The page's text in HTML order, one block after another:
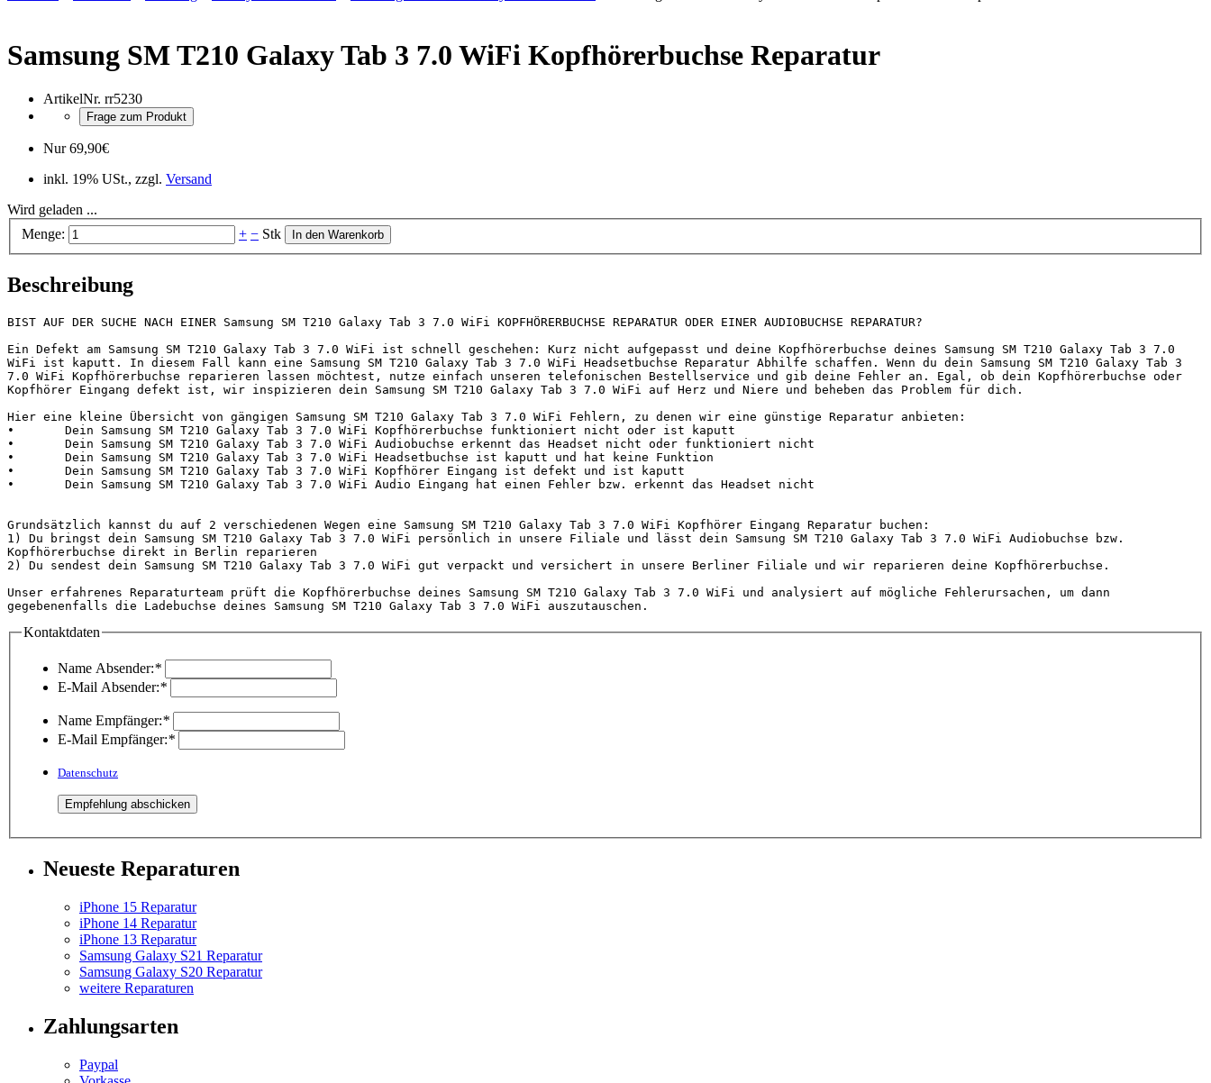
Samsung SM T210 Galaxy Tab 3 7.0 WiFi Kopfhörerbuchse Reparatur
ArtikelNr. rr5230
Frage zum Produkt
Nur69,90€
inkl. 19% USt., zzgl. Versand
Wird geladen ...
Menge:
+ − Stk In den Warenkorb
Beschreibung
BIST AUF DER SUCHE NACH EINER Samsung SM T210 Galaxy Tab 3 7.0 WiFi KOPFHÖRERBUCHSE REPARATUR ODER EINER AUDIOBUCHSE REPARATUR?
Ein Defekt am Samsung SM T210 Galaxy Tab 3 7.0 WiFi ist schnell geschehen: Kurz nicht aufgepasst und deine Kopfhörerbuchse deines Samsung SM T210 Galaxy Tab 3 7.0
WiFi ist kaputt. In diesem Fall kann eine Samsung SM T210 Galaxy Tab 3 7.0 WiFi Headsetbuchse Reparatur Abhilfe schaffen. Wenn du dein Samsung SM T210 Galaxy Tab 3
7.0 WiFi Kopfhörerbuchse reparieren lassen möchtest, nutze einfach unseren telefonischen Bestellservice und gib deine Fehler an. Egal, ob dein Kopfhörerbuchse oder
Kopfhörer Eingang defekt ist, wir inspizieren dein Samsung SM T210 Galaxy Tab 3 7.0 WiFi auf Herz und Niere und beheben das Problem für dich.
Hier eine kleine Übersicht von gängigen Samsung SM T210 Galaxy Tab 3 7.0 WiFi Fehlern, zu denen wir eine günstige Reparatur anbieten:
•	Dein Samsung SM T210 Galaxy Tab 3 7.0 WiFi Kopfhörerbuchse funktioniert nicht oder ist kaputt
•	Dein Samsung SM T210 Galaxy Tab 3 7.0 WiFi Audiobuchse erkennt das Headset nicht oder funktioniert nicht
•	Dein Samsung SM T210 Galaxy Tab 3 7.0 WiFi Headsetbuchse ist kaputt und hat keine Funktion
•	Dein Samsung SM T210 Galaxy Tab 3 7.0 WiFi Kopfhörer Eingang ist defekt und ist kaputt
•	Dein Samsung SM T210 Galaxy Tab 3 7.0 WiFi Audio Eingang hat einen Fehler bzw. erkennt das Headset nicht
Grundsätzlich kannst du auf 2 verschiedenen Wegen eine Samsung SM T210 Galaxy Tab 3 7.0 WiFi Kopfhörer Eingang Reparatur buchen:
1) Du bringst dein Samsung SM T210 Galaxy Tab 3 7.0 WiFi persönlich in unsere Filiale und lässt dein Samsung SM T210 Galaxy Tab 3 7.0 WiFi Audiobuchse bzw.
Kopfhörerbuchse direkt in Berlin reparieren
2) Du sendest dein Samsung SM T210 Galaxy Tab 3 7.0 WiFi gut verpackt und versichert in unsere Berliner Filiale und wir reparieren deine Kopfhörerbuchse.
Unser erfahrenes Reparaturteam prüft die Kopfhörerbuchse deines Samsung SM T210 Galaxy Tab 3 7.0 WiFi und analysiert auf mögliche Fehlerursachen, um dann
gegebenenfalls die Ladebuchse deines Samsung SM T210 Galaxy Tab 3 7.0 WiFi auszutauschen.
Kontaktdaten
Name Absender:*
E-Mail Absender:*
Name Empfänger:*
E-Mail Empfänger:*
Datenschutz
Neueste Reparaturen
iPhone 15 Reparatur
iPhone 14 Reparatur
iPhone 13 Reparatur
Samsung Galaxy S21 Reparatur
Samsung Galaxy S20 Reparatur
weitere Reparaturen
Zahlungsarten
Paypal